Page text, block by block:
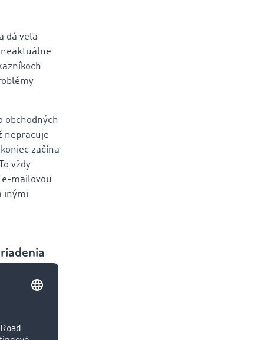
dá veľa
neaktuálne
obchodných
nepracuje
začína
vždy
e-mailovou
inými
zaoberá
sa zvýši